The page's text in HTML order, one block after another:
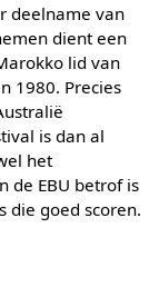
deelname van
dient een
lid van
1980. Precies
is dan al
het
de EBU betrof is
die goed scoren.